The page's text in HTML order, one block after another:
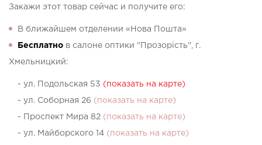
Закажи этот товар сейчас и получите его:
В ближайшем отделении «Нова Пошта»
Бесплатно в салоне оптики "Прозорість", г.
Хмельницкий:
- ул. Подольская 53 (показать на карте)
- ул. Соборная 26 (показать на карте)
- Проспект Мира 82 (показать на карте)
- ул. Майборского 14 (показать на карте)